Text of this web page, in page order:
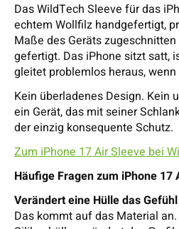
Das WildTech Sleeve für das
echtem Wollfilz handgefertigt,
Maße des Geräts
gefertigt. Das iPhone sitzt satt,
gleitet problemlos heraus,
Kein überladenes Design. Kein
ein Gerät, das mit seiner
der einzig konsequente Schutz.
Zum iPhone 17 Air Sleeve bei
Häufige Fragen zum iPhone 17
Verändert eine Hülle das
Das kommt auf das Material